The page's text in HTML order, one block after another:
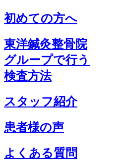
初めての方へ
東洋鍼灸整骨院
グループで行う
検査方法
スタッフ紹介
患者様の声
よくある質問